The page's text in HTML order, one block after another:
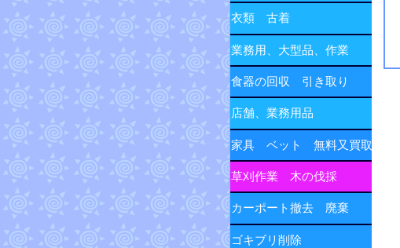
衣類 古着
業務用、大型品、作業
食器の回収 引き取り
店舗、業務用品
家具 ベット 無料又買取
草刈作業 木の伐採
カーポート撤去 廃棄
ゴキブリ削除